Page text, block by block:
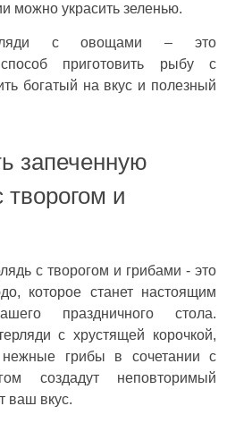
можно украсить зеленью.
с овощами – это
приготовить рыбу с
богатый на вкус и полезный
запеченную
творогом и
с творогом и грибами - это
которое станет настоящим
праздничного стола.
с хрустящей корочкой,
грибы в сочетании с
создадут неповторимый
ваш вкус.